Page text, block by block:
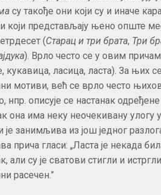
су такође они који су и иначе
који представљају њено опште
(Старац и три брата, Три
). Врло често се у овим
ласица, ласта). За њих
мотиви, већ се врло често
нпр. описује се настанак
она има неку неочекивану улогу
је занимљива из још једног
прича гласи: „Ласта је некада
али су је сватови стигли и
расечен.”